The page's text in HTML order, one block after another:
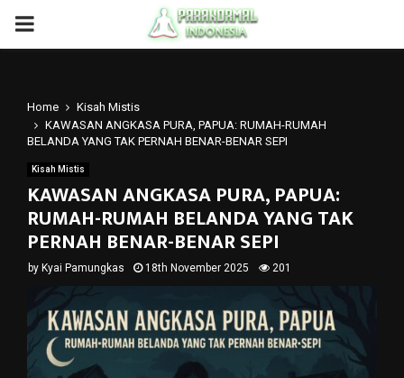
PRIMARY
Home
Kisah Mistis
KAWASAN ANGKASA PURA, PAPUA: RUMAH-RUMAH
BELANDA YANG TAK PERNAH BENAR-BENAR SEPI
Kisah Mistis
KAWASAN ANGKASA PURA, PAPUA:
RUMAH-RUMAH BELANDA YANG TAK
PERNAH BENAR-BENAR SEPI
by Kyai Pamungkas 18th November 2025 201